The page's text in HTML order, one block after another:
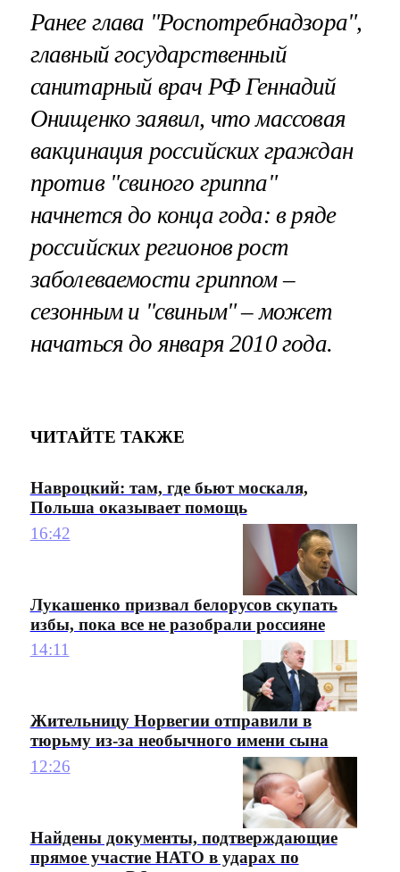
Ранее глава "Роспотребнадзора",
главный государственный
санитарный врач РФ Геннадий
Онищенко заявил, что массовая
вакцинация российских граждан
против "свиного гриппа"
начнется до конца года: в ряде
российских регионов рост
заболеваемости гриппом –
сезонным и "свиным" – может
начаться до января 2010 года.
ЧИТАЙТЕ ТАКЖЕ
Навроцкий: там, где бьют москаля,
Польша оказывает помощь
16:42
Лукашенко призвал белорусов скупать
избы, пока все не разобрали россияне
14:11
Жительницу Норвегии отправили в
тюрьму из-за необычного имени сына
12:26
Найдены документы, подтверждающие
прямое участие НАТО в ударах по